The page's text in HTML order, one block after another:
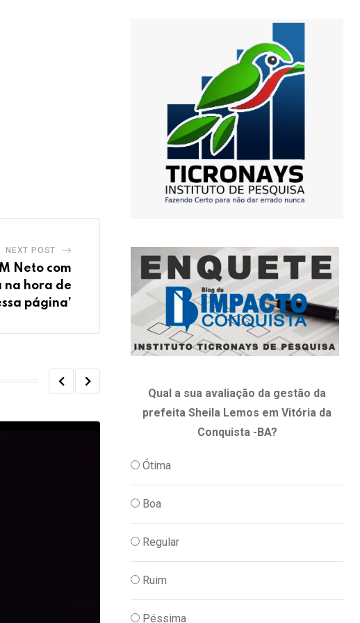
NEXT POST
Neto com
na hora de
página’
Qual a sua avaliação da gestão da
prefeita Sheila Lemos em Vitória da
Conquista -BA?
Ótima
Boa
Regular
Ruim
Péssima